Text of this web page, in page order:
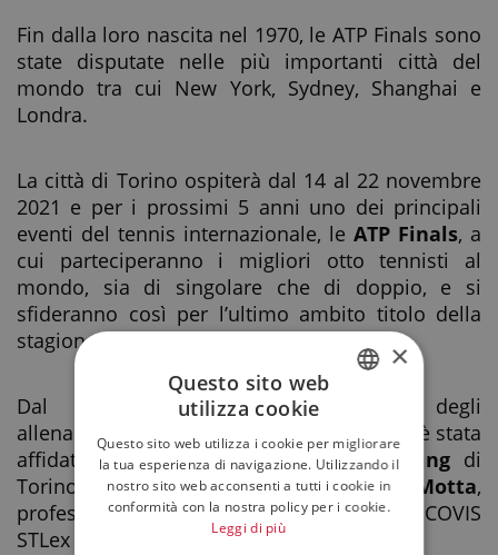
Fin dalla loro nascita nel 1970, le ATP Finals sono
state disputate nelle più importanti città del
mondo tra cui New York, Sydney, Shanghai e
Londra.
La città di Torino ospiterà dal 14 al 22 novembre
2021 e per i prossimi 5 anni uno dei principali
eventi del tennis internazionale, le ATP Finals, a
cui parteciperanno i migliori otto tennisti al
mondo, sia di singolare che di doppio, e si
sfideranno così per l’ultimo ambito titolo della
stagione.
Dal 2021 al 2025 l’organizzazione degli
allenamenti dei giocatori e del “
back stage
” è stata
affidata alCircolo della Stampa Sporting di
Torino di cui ilDott. Stefano Motta,
professionistaOf Counseldell’ufficio di ECOVIS
STLex Torino, è Vicepresidente.
ENGLISH
×
Questo sito web
utilizza cookie
Questo sito web utilizza i cookie per migliorare
la tua esperienza di navigazione. Utilizzando il
nostro sito web acconsenti a tutti i cookie in
conformità con la nostra policy per i cookie.
Leggi di più